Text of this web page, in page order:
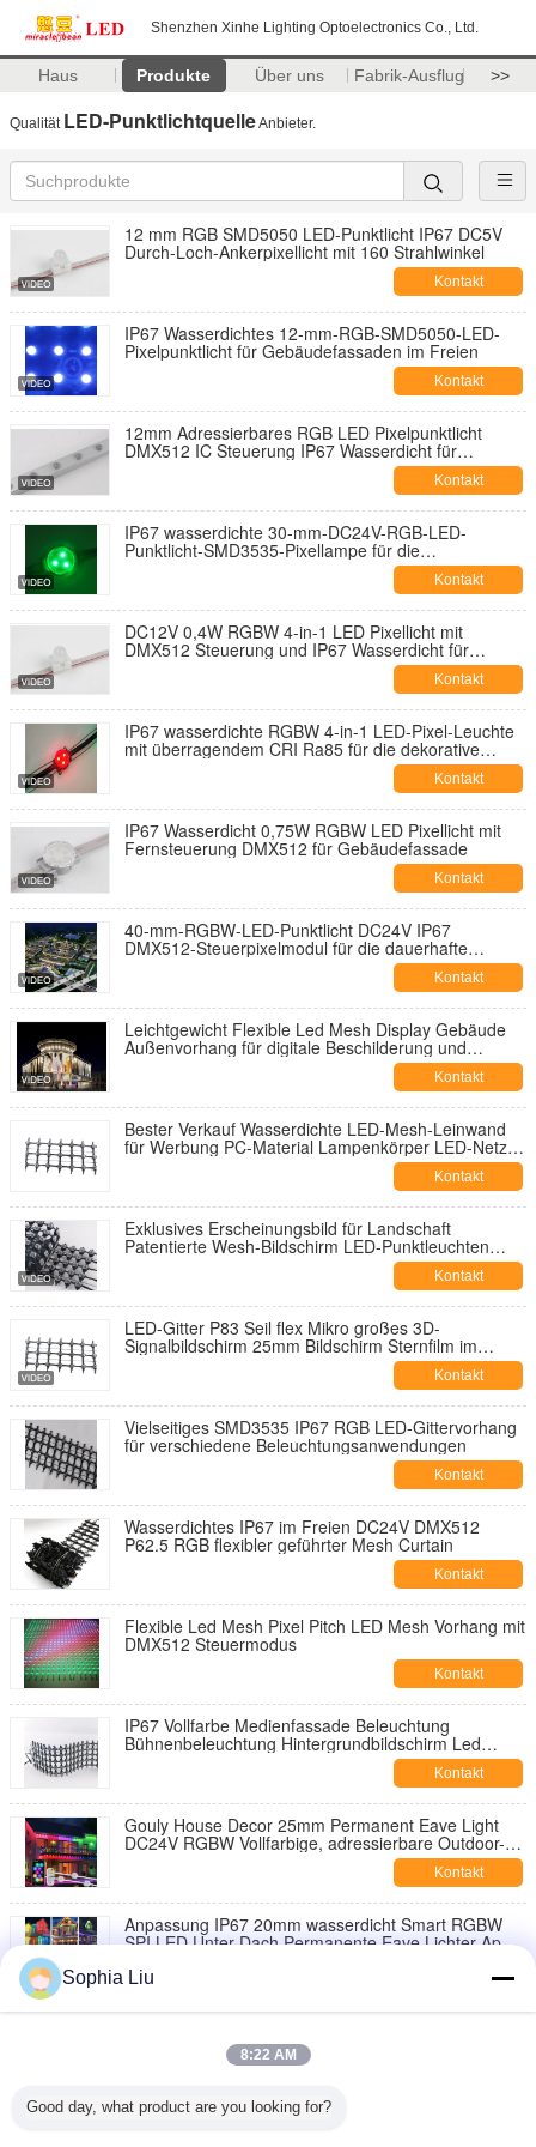
Shenzhen Xinhe Lighting Optoelectronics Co., Ltd.
Haus Produkte Über uns Fabrik-Ausflug >>
Qualität LED-PunktlichtquelleAnbieter.
12 mm RGB SMD5050 LED-Punktlicht IP67 DC5V
Durch-Loch-Ankerpixellicht mit 160 Strahlwinkel
Kontakt
IP67 Wasserdichtes 12-mm-RGB-SMD5050-LED-
Pixelpunktlicht für Gebäudefassaden im Freien
Kontakt
12mm Adressierbares RGB LED Pixelpunktlicht
DMX512 IC Steuerung IP67 Wasserdicht für
Außengebäude Fassade Bühnenbeleuchtung
Kontakt
IP67 wasserdichte 30-mm-DC24V-RGB-LED-
Punktlicht-SMD3535-Pixellampe für die
Architekturbeleuchtung von gewerblichenKontakt
DC12V 0,4W RGBW 4-in-1 LED Pixellicht mit
DMX512 Steuerung und IP67 Wasserdicht für
Kontakt
IP67 wasserdichte RGBW 4-in-1 LED-Pixel-Leuchte
mit überragendem CRI Ra85 für die dekorative
Kontakt
IP67 Wasserdicht 0,75W RGBW LED Pixellicht mit
Fernsteuerung DMX512 für Gebäudefassade
Kontakt
40-mm-RGBW-LED-Punktlicht DC24V IP67
DMX512-Steuerpixelmodul für die dauerhafte
Beleuchtung von Ferien-VergnügungsparksKontakt
Leichtgewicht Flexible Led Mesh Display Gebäude
Außenvorhang für digitale Beschilderung und
Kontakt
Bester Verkauf Wasserdichte LED-Mesh-Leinwand
für Werbung PC-Material Lampenkörper LED-Netz-
Kontakt
Exklusives Erscheinungsbild für Landschaft
Patentierte Wesh-Bildschirm LED-Punktleuchten
Kontakt
LED-Gitter P83 Seil flex Mikro großes 3D-
Signalbildschirm 25mm Bildschirm Sternfilm im
Kontakt
Vielseitiges SMD3535 IP67 RGB LED-Gittervorhang
für verschiedene Beleuchtungsanwendungen
Kontakt
Wasserdichtes IP67 im Freien DC24V DMX512
P62.5 RGB flexibler geführter Mesh Curtain
Kontakt
Flexible Led Mesh Pixel Pitch LED Mesh Vorhang mit
DMX512 Steuermodus
Kontakt
IP67 Vollfarbe Medienfassade Beleuchtung
Bühnenbeleuchtung Hintergrundbildschirm Led
Kontakt
Gouly House Decor 25mm Permanent Eave Light
DC24V RGBW Vollfarbige, adressierbare Outdoor-
Kontakt
Anpassung IP67 20mm wasserdicht Smart RGBW
SPI LED Unter Dach Permanente Eave Lichter App-
Eckenlicht RGB-Controller Permanente
Dachbeleuchtung Punktlicht
Weihnachtsstraßenleuchten 1,5 W IP67 RGBW
Sophia Liu
8:22 AM
Good day, what product are you looking for?